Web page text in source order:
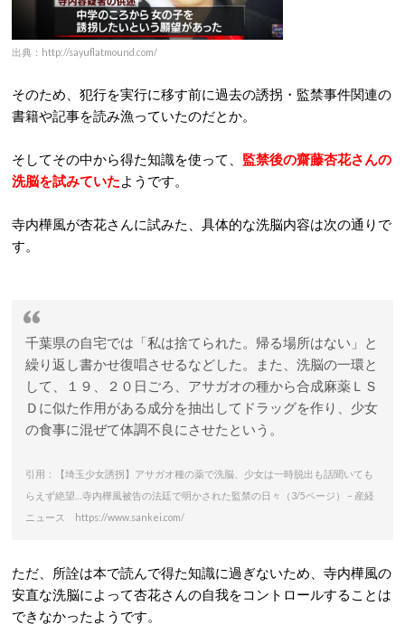
出典：http://sayuflatmound.com/
そのため、犯行を実行に移す前に過去の誘拐・監禁事件関連の
書籍や記事を読み漁っていたのだとか。
そしてその中から得た知識を使って、 監禁後の齋藤杏花さんの
洗脳を試みていたようです。
寺内樺風が杏花さんに試みた、具体的な洗脳内容は次の通りで
す。
千葉県の自宅では「私は捨てられた。帰る場所はない」と
繰り返し書かせ復唱させるなどした。また、洗脳の一環と
して、１９、２０日ごろ、アサガオの種から合成麻薬ＬＳ
Ｄに似た作用がある成分を抽出してドラッグを作り、少女
の食事に混ぜて体調不良にさせたという。
引用：【埼玉少女誘拐】アサガオ種の薬で洗脳、少女は一時脱出も話聞いても
らえず絶望…寺内樺風被告の法廷で明かされた監禁の日々（3/5ページ） – 産経
ニュース https://www.sankei.com/
ただ、所詮は本で読んで得た知識に過ぎないため、寺内樺風の
安直な洗脳によって杏花さんの自我をコントロールすることは
できなかったようです。